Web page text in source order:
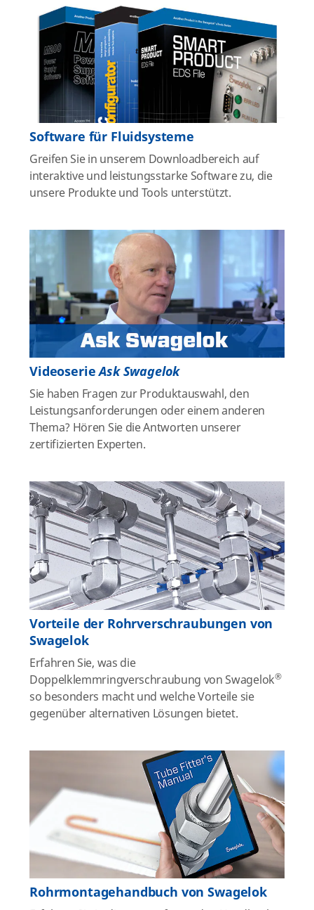
Software für Fluidsysteme
Greifen Sie in unserem Downloadbereich auf
interaktive und leistungsstarke Software zu, die
unsere Produkte und Tools unterstützt.
VideoserieAsk Swagelok
Sie haben Fragen zur Produktauswahl, den
Leistungsanforderungen oder einem anderen
Thema? Hören Sie die Antworten unserer
zertifizierten Experten.
Vorteile der Rohrverschraubungen von
Swagelok
Erfahren Sie, was die
Doppelklemmringverschraubung von Swagelok®
so besonders macht und welche Vorteile sie
gegenüber alternativen Lösungen bietet.
Rohrmontagehandbuch von Swagelok